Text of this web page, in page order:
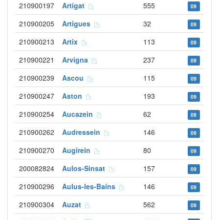
210900197 Artigat 555 09
210900205 Artigues 32 09
210900213 Artix 113 09
210900221 Arvigna 237 09
210900239 Ascou 115 09
210900247 Aston 193 09
210900254 Aucazein 62 09
210900262 Audressein 146 09
210900270 Augirein 80 09
200082824 Aulos-Sinsat 157 09
210900296 Aulus-les-Bains 146 09
210900304 Auzat 562 09